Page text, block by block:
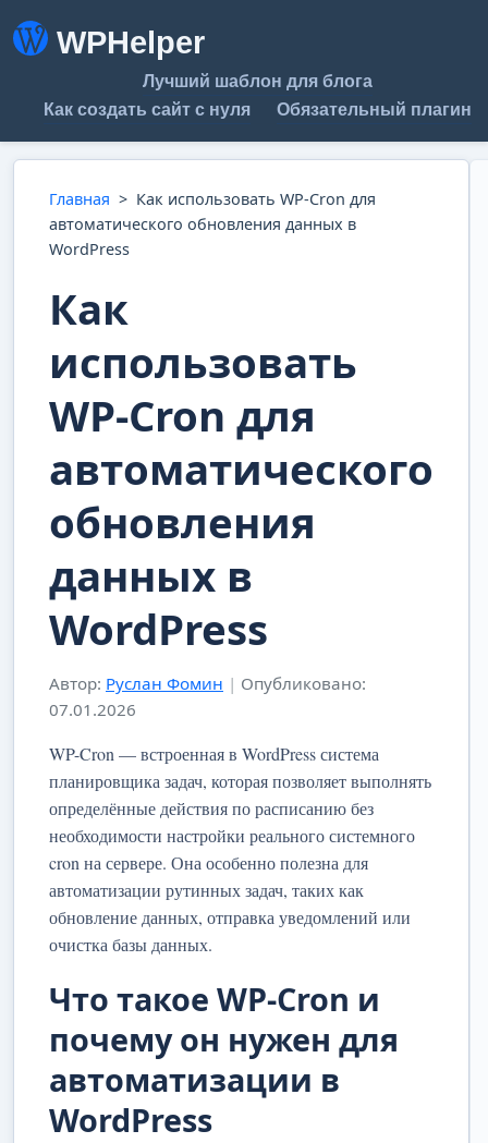
WPHelper
Лучший шаблон для блога
Как создать сайт с нуля
Обязательный плагин
Главная > Как использовать WP-Cron для
автоматического обновления данных в
WordPress
Как
использовать
WP-Cron для
автоматического
обновления
данных в
WordPress
Автор: Руслан Фомин | Опубликовано:
07.01.2026
WP-Cron — встроенная в WordPress система
планировщика задач, которая позволяет выполнять
определённые действия по расписанию без
необходимости настройки реального системного
cron на сервере. Она особенно полезна для
автоматизации рутинных задач, таких как
обновление данных, отправка уведомлений или
очистка базы данных.
Что такое WP-Cron и
почему он нужен для
автоматизации в
WordPress